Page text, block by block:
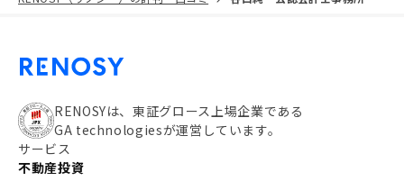
RENOSYは、東証グロース上場企業である
GA technologiesが運営しています。
サービス
不動産投資